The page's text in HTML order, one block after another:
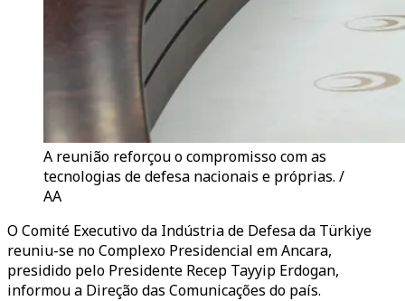
A reunião reforçou o compromisso com as
tecnologias de defesa nacionais e próprias. /
AA
O Comité Executivo da Indústria de Defesa da Türkiye
reuniu-se no Complexo Presidencial em Ancara,
presidido pelo Presidente Recep Tayyip Erdogan,
informou a Direção das Comunicações do país.